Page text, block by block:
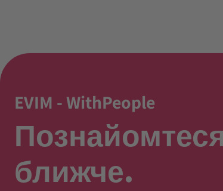
EVIM - WithPeople
ближче.